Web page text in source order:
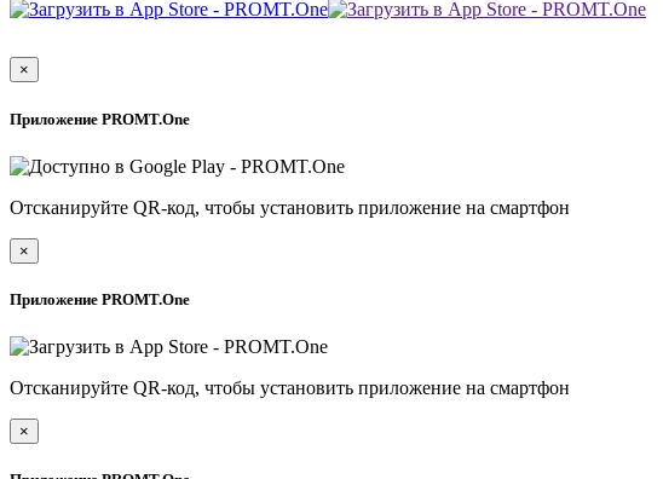
×
Приложение PROMT.One
Отсканируйте QR-код, чтобы установить приложение на смартфон
×
Приложение PROMT.One
Отсканируйте QR-код, чтобы установить приложение на смартфон
×